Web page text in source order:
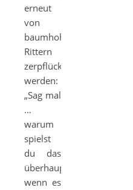
erneut
von
baumhohen
Rittern
zerpflückt
werden:
„Sag mal
…
warum
spielst
du das
überhaupt,
wenn es